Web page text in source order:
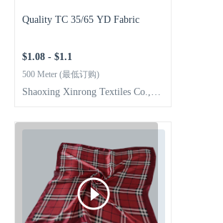
Quality TC 35/65 YD Fabric
$1.08 - $1.1
500 Meter (最低订购)
Shaoxing Xinrong Textiles Co.,Lt